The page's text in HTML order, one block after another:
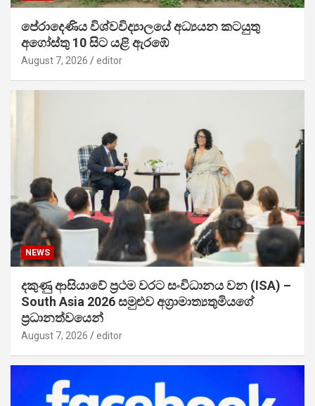
පේරාදෙණිය විශ්වවිද්‍යාලයේ අධ්‍යයන කටයුතු
අගෝස්තු 10 සිට යළි ඇරඹේ
August 7, 2026 editor
NEWS
දකුණු ආසියාවේ ප්‍රථම වරට සංවිධානය වන (ISA) –
South Asia 2026 සමුළුව අග්‍රාමාත්‍යතුමියගේ
ප්‍රධානත්වයෙන්
August 7, 2026 editor